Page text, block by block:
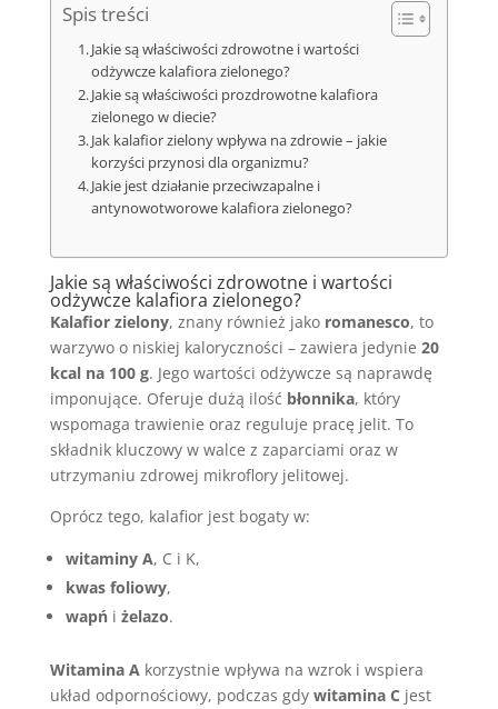
Spis treści
Jakie są właściwości zdrowotne i wartości
odżywcze kalafiora zielonego?
Jakie są właściwości prozdrowotne kalafiora
zielonego w diecie?
Jak kalafior zielony wpływa na zdrowie – jakie
korzyści przynosi dla organizmu?
Jakie jest działanie przeciwzapalne i
antynowotworowe kalafiora zielonego?
Jakie są właściwości zdrowotne i wartości
odżywcze kalafiora zielonego?
Kalafior zielony, znany również jako romanesco, to
warzywo o niskiej kaloryczności – zawiera jedynie 20
kcal na 100 g. Jego wartości odżywcze są naprawdę
imponujące. Oferuje dużą ilość błonnika, który
wspomaga trawienie oraz reguluje pracę jelit. To
składnik kluczowy w walce z zaparciami oraz w
utrzymaniu zdrowej mikroflory jelitowej.
Oprócz tego, kalafior jest bogaty w:
witaminy A, C i K,
kwas foliowy,
wapńi żelazo.
Witamina Akorzystnie wpływa na wzrok i wspiera
układ odpornościowy, podczas gdy witamina C jest